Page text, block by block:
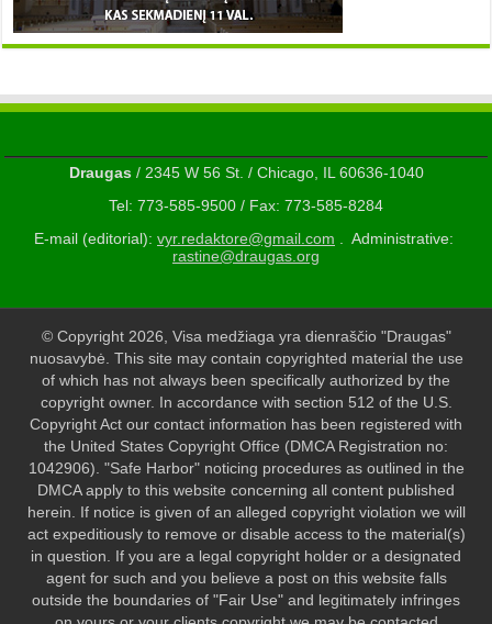
Draugas/ 2345 W 56 St. / Chicago, IL 60636-1040
Tel: 773-585-9500 / Fax: 773-585-8284
E-mail (editorial): vyr.redaktore@gmail.com . Administrative:
rastine@draugas.org
© Copyright 2026, Visa medžiaga yra dienraščio "Draugas"
nuosavybė. This site may contain copyrighted material the use
of which has not always been specifically authorized by the
copyright owner. In accordance with section 512 of the U.S.
Copyright Act our contact information has been registered with
the United States Copyright Office (DMCA Registration no:
1042906). "Safe Harbor" noticing procedures as outlined in the
DMCA apply to this website concerning all content published
herein. If notice is given of an alleged copyright violation we will
act expeditiously to remove or disable access to the material(s)
in question. If you are a legal copyright holder or a designated
agent for such and you believe a post on this website falls
outside the boundaries of "Fair Use" and legitimately infringes